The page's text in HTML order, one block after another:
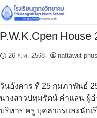
Skip
to
P.W.K.​Open House
26 ก.พ. 2568 nattawut
วันอังคาร​ ที่​ 25 กุมภาพันธ์​
นางสาว​ปทุม​รัตน์​ คำ​แสน​ ผู้​
บริหาร​ ครู​ บุคลากร​และ​นักเ